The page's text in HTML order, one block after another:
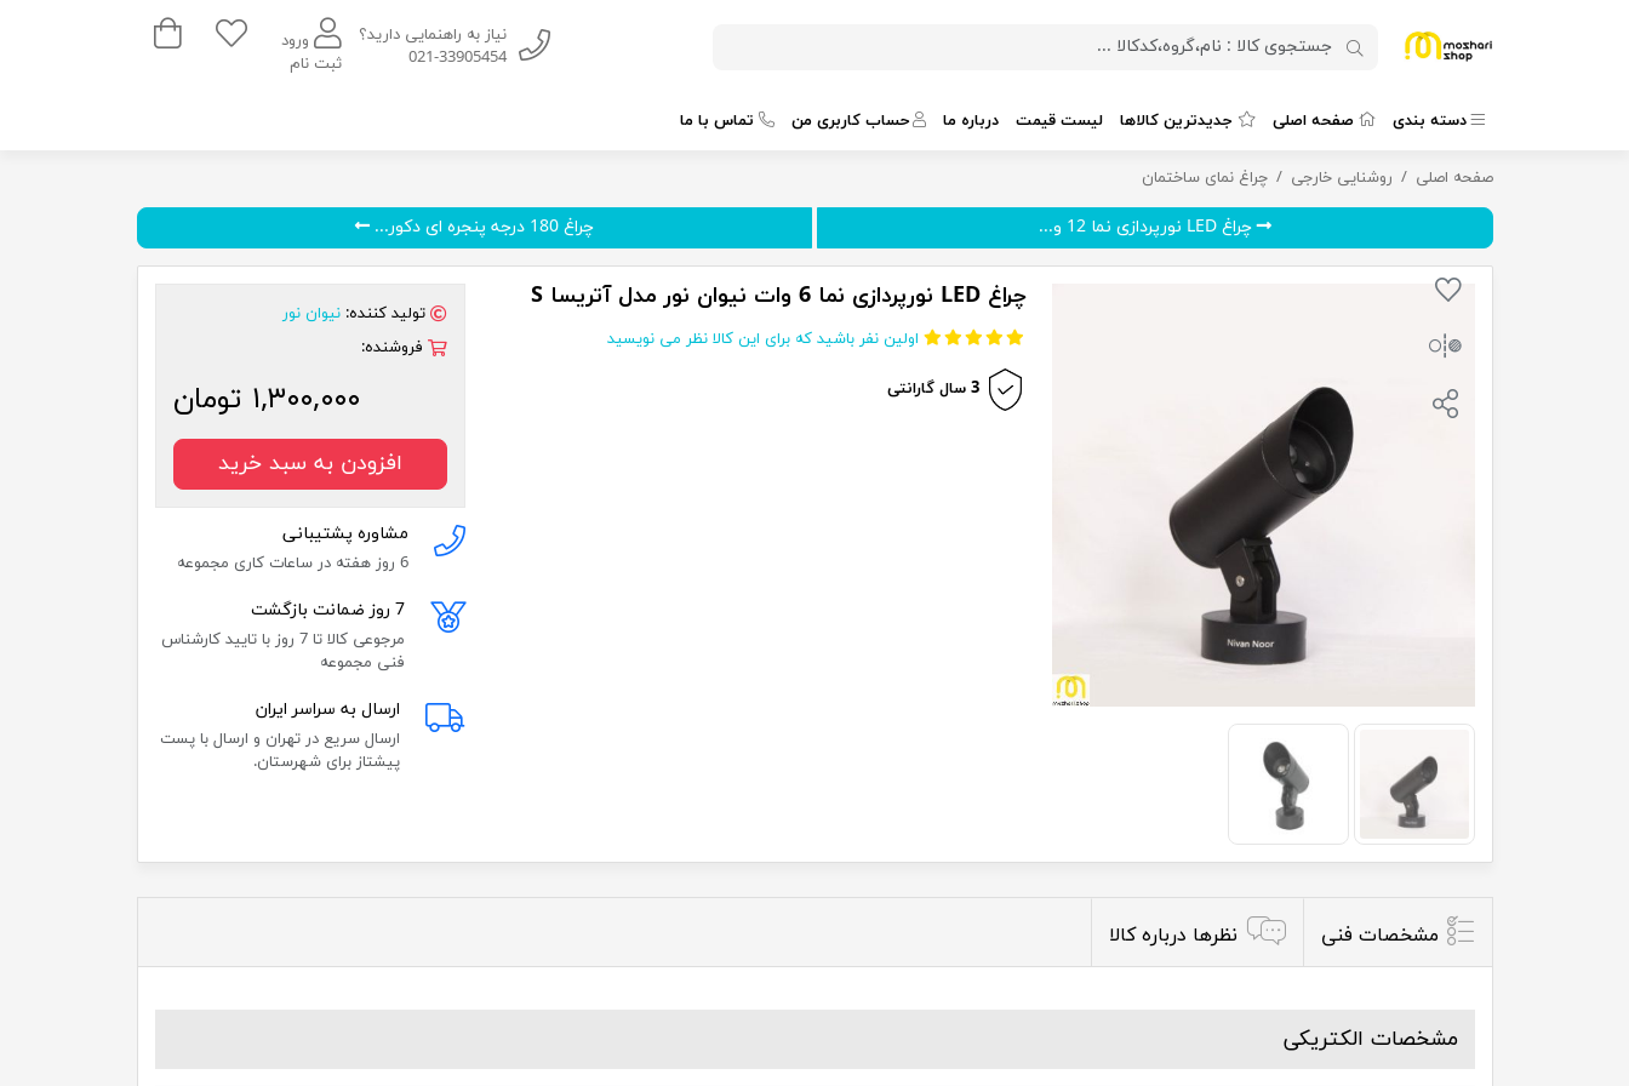
نیاز به راهنمایی دارید؟
021-33905454
ورود
ثبت نام
سبد خرید
دسته بندی صفحه اصلی جدیدترین کالاها لیست قیمت درباره ما حساب کاربری من تماس با ما
صفحه اصلی روشنایی خارجی چراغ نمای ساختمان چراغ LED نورپردازی نما 6 وات نیوان نور مدل آتریسا S
چراغ LED نورپردازی نما 12 و... چراغ 180 درجه پنجره ای دکور...
چراغ LED نورپردازی نما 6 وات نیوان نور مدل آتریسا S
اولین نفر باشید که برای این کالا نظر می نویسید
3 سال گارانتی
تولید کننده: نیوان نور
فروشنده:
۱,۳۰۰,۰۰۰ تومان
افزودن به سبد خرید
مشاوره پشتیبانی
6 روز هفته در ساعات کاری مجموعه
7 روز ضمانت بازگشت
مرجوعی کالا تا 7 روز با تایید کارشناس
فنی مجموعه
ارسال به سراسر ایران
ارسال سریع در تهران و ارسال با پست
پیشتاز برای شهرستان.
مشخصات فنی نظرها درباره کالا
مشخصات الکتریکی